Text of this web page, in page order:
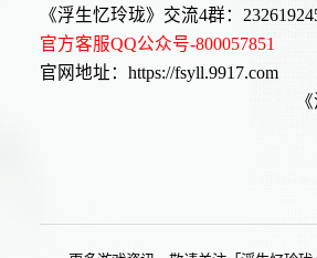
《浮生忆玲珑》交流4群：
官方客服QQ公众号-800057851
官网地址：https://fsyll.9917.com
《浮生忆玲